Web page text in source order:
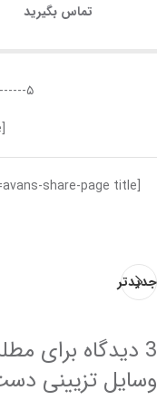
تماس بگیرید
۵-------۴-------۳-------۲-------۱
[avans-post-rate]
[avans-share-page title='با دیگران به اشتراک بگذارید تا امتیاز بگیرید!']
جدیدتر
3 دیدگاه برای مطلب “
وسایل تزیینی